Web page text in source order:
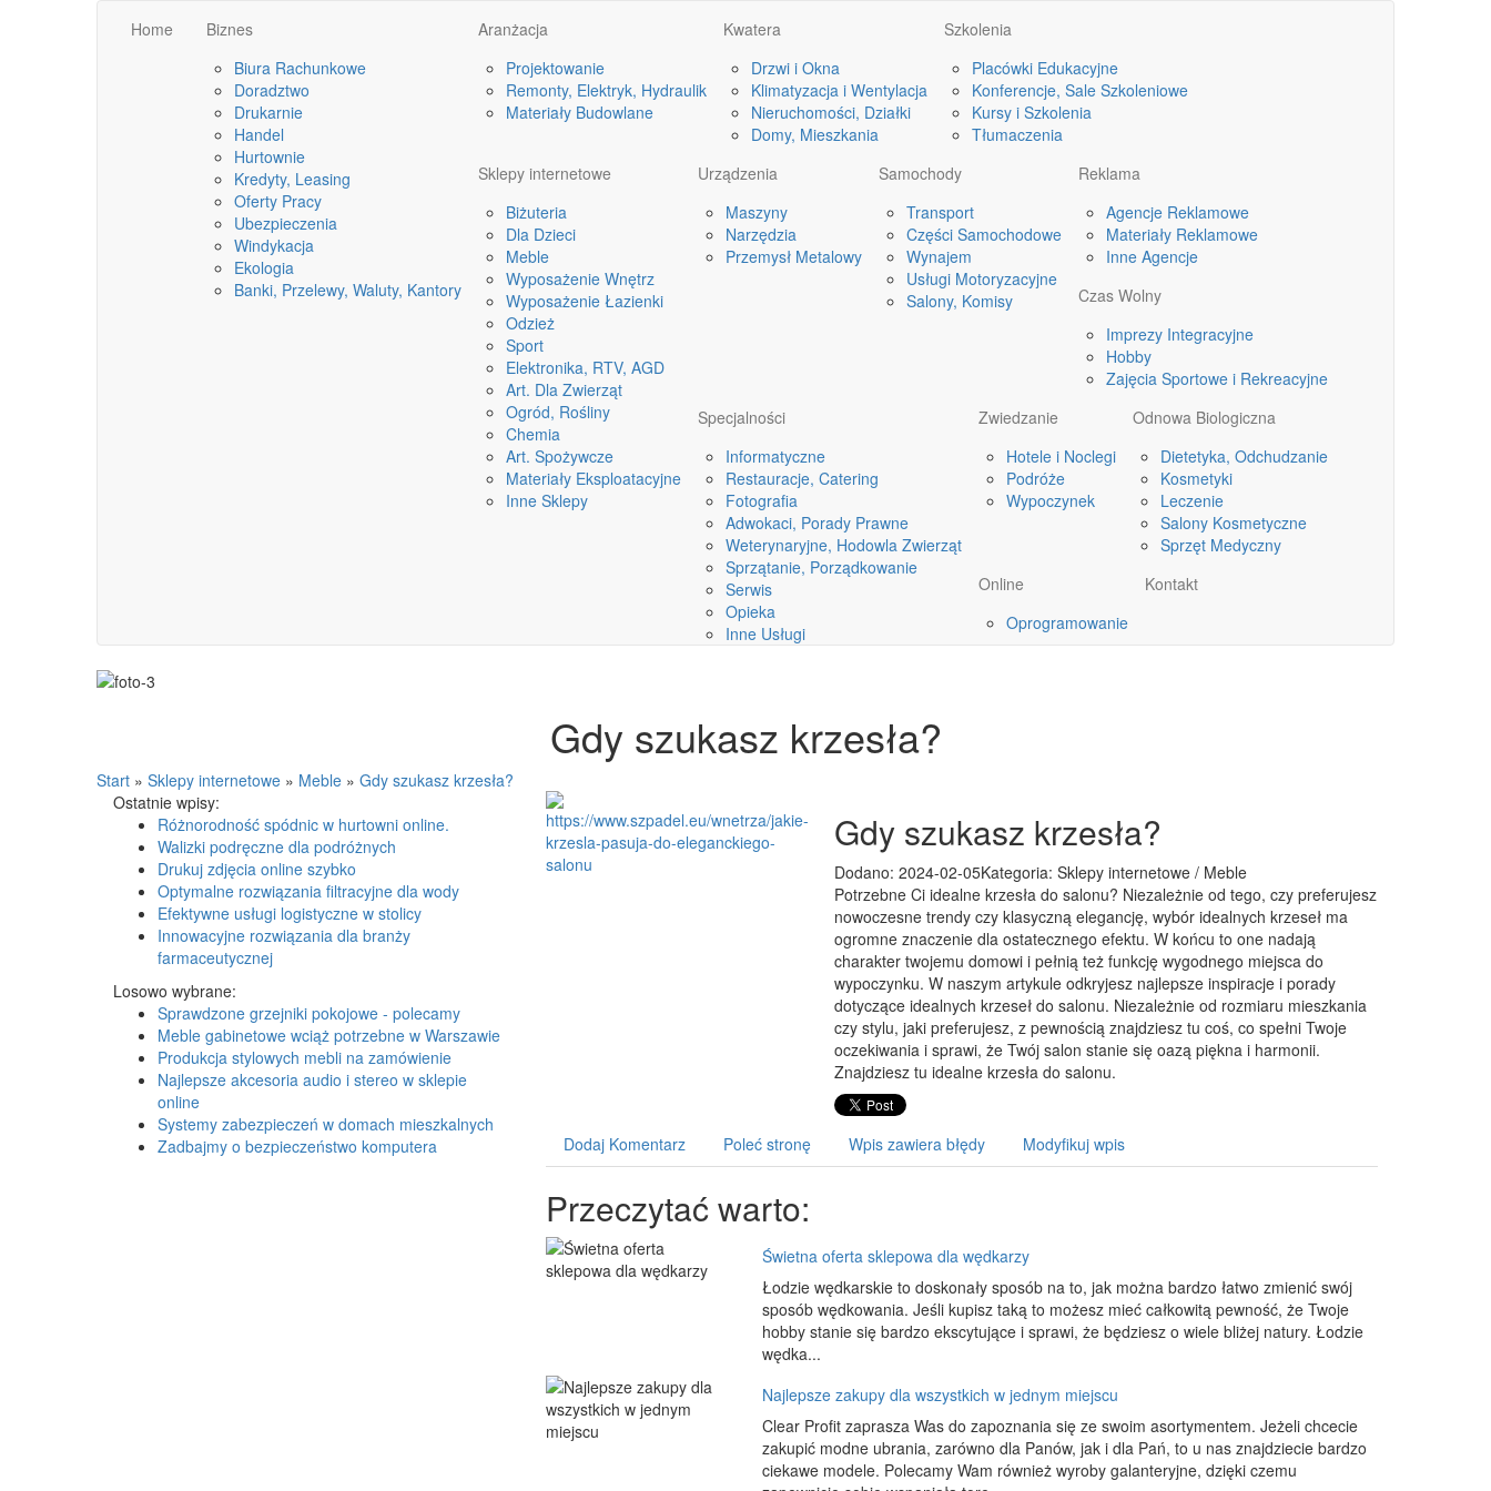
Home
Biznes
Biura Rachunkowe
Doradztwo
Drukarnie
Handel
Hurtownie
Kredyty, Leasing
Oferty Pracy
Ubezpieczenia
Windykacja
Ekologia
Banki, Przelewy, Waluty, Kantory
Aranżacja
Projektowanie
Remonty, Elektryk, Hydraulik
Materiały Budowlane
Kwatera
Drzwi i Okna
Klimatyzacja i Wentylacja
Nieruchomości, Działki
Domy, Mieszkania
Szkolenia
Placówki Edukacyjne
Konferencje, Sale Szkoleniowe
Kursy i Szkolenia
Tłumaczenia
Sklepy internetowe
Biżuteria
Dla Dzieci
Meble
Wyposażenie Wnętrz
Wyposażenie Łazienki
Odzież
Sport
Elektronika, RTV, AGD
Art. Dla Zwierząt
Ogród, Rośliny
Chemia
Art. Spożywcze
Materiały Eksploatacyjne
Inne Sklepy
Urządzenia
Maszyny
Narzędzia
Przemysł Metalowy
Samochody
Transport
Części Samochodowe
Wynajem
Usługi Motoryzacyjne
Salony, Komisy
Reklama
Agencje Reklamowe
Materiały Reklamowe
Inne Agencje
Czas Wolny
Imprezy Integracyjne
Hobby
Zajęcia Sportowe i Rekreacyjne
Specjalności
Informatyczne
Restauracje, Catering
Fotografia
Adwokaci, Porady Prawne
Weterynaryjne, Hodowla Zwierząt
Sprzątanie, Porządkowanie
Serwis
Opieka
Inne Usługi
Zwiedzanie
Hotele i Noclegi
Podróże
Wypoczynek
Odnowa Biologiczna
Dietetyka, Odchudzanie
Kosmetyki
Leczenie
Salony Kosmetyczne
Sprzęt Medyczny
Online
Oprogramowanie
Kontakt
Gdy szukasz krzesła?
Start » Sklepy internetowe » Meble » Gdy szukasz krzesła?
Ostatnie wpisy:
Różnorodność spódnic w hurtowni online.
Walizki podręczne dla podróżnych
Drukuj zdjęcia online szybko
Optymalne rozwiązania filtracyjne dla wody
Efektywne usługi logistyczne w stolicy
Innowacyjne rozwiązania dla branży
farmaceutycznej
Losowo wybrane:
Sprawdzone grzejniki pokojowe - polecamy
Meble gabinetowe wciąż potrzebne w Warszawie
Produkcja stylowych mebli na zamówienie
Najlepsze akcesoria audio i stereo w sklepie
online
Systemy zabezpieczeń w domach mieszkalnych
Zadbajmy o bezpieczeństwo komputera
Gdy szukasz krzesła?
Dodano: 2024-02-05Kategoria: Sklepy internetowe / Meble
Potrzebne Ci idealne krzesła do salonu? Niezależnie od tego, czy preferujesz
nowoczesne trendy czy klasyczną elegancję, wybór idealnych krzeseł ma
ogromne znaczenie dla ostatecznego efektu. W końcu to one nadają
charakter twojemu domowi i pełnią też funkcję wygodnego miejsca do
wypoczynku. W naszym artykule odkryjesz najlepsze inspiracje i porady
dotyczące idealnych krzeseł do salonu. Niezależnie od rozmiaru mieszkania
czy stylu, jaki preferujesz, z pewnością znajdziesz tu coś, co spełni Twoje
oczekiwania i sprawi, że Twój salon stanie się oazą piękna i harmonii.
Znajdziesz tu idealne krzesła do salonu.
Dodaj Komentarz Poleć stronę Wpis zawiera błędy Modyfikuj wpis
Przeczytać warto:
Świetna oferta sklepowa dla wędkarzy
Łodzie wędkarskie to doskonały sposób na to, jak można bardzo łatwo zmienić swój
sposób wędkowania. Jeśli kupisz taką to możesz mieć całkowitą pewność, że Twoje
hobby stanie się bardzo ekscytujące i sprawi, że będziesz o wiele bliżej natury. Łodzie
wędka...
Najlepsze zakupy dla wszystkich w jednym miejscu
Clear Profit zaprasza Was do zapoznania się ze swoim asortymentem. Jeżeli chcecie
zakupić modne ubrania, zarówno dla Panów, jak i dla Pań, to u nas znajdziecie bardzo
ciekawe modele. Polecamy Wam również wyroby galanteryjne, dzięki czemu